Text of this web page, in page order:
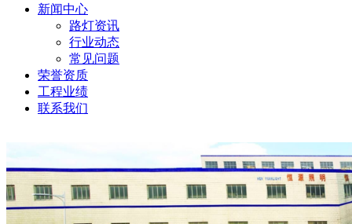
新闻中心
路灯资讯
行业动态
常见问题
荣誉资质
工程业绩
联系我们